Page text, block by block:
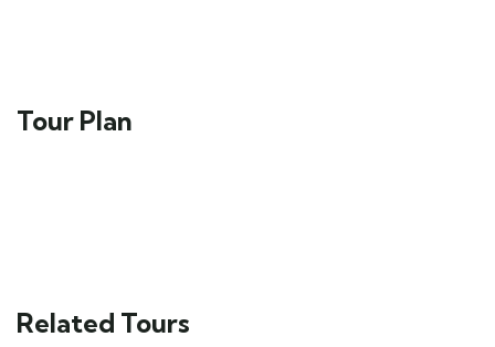
Tour Plan
Related Tours